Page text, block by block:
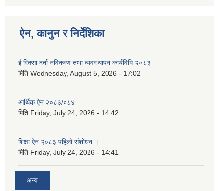
ऐन, कानुन र निर्देशिका
ई रिक्सा दर्ता नविकरण तथा व्यवस्थापन कार्यविधि २०८३
मिति Wednesday, August 5, 2026 - 17:02
आर्थिक ऐन २०८३/०८४
मिति Friday, July 24, 2026 - 14:42
शिक्षा ऐन २०८३ पहिलो संशोधन ।
मिति Friday, July 24, 2026 - 14:41
अन्य